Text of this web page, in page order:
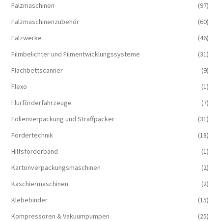
Falzmaschinen
(97)
Falzmaschinenzubehör
(60)
Falzwerke
(46)
Filmbelichter und Filmentwicklungssysteme
(31)
Flachbettscanner
(9)
Flexo
(1)
Flurförderfahrzeuge
(7)
Folienverpackung und Straffpacker
(31)
Fördertechnik
(18)
Hilfsförderband
(1)
Kartonverpackungsmaschinen
(2)
Kaschiermaschinen
(2)
Klebebinder
(15)
Kompressoren & Vakuum­pumpen
(25)